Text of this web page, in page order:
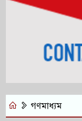
গণমাধ্যম